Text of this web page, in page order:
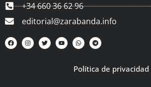
+34 660 36 62 96
editorial@zarabanda.info
Política de privacidad